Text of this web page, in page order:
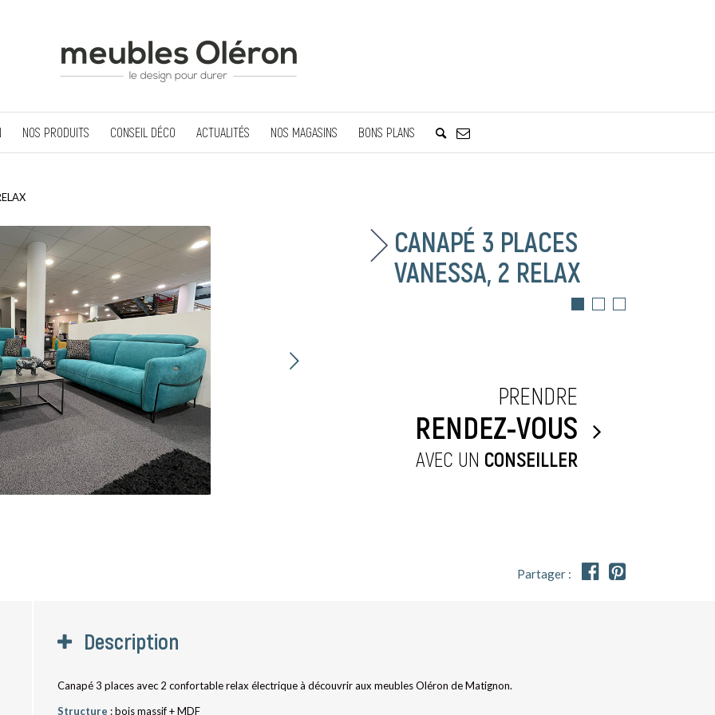
NOS PRODUITS CONSEIL DÉCO ACTUALITÉS NOS MAGASINS BONS PLANS
Suivant
CANAPÉ 3 PLACES
VANESSA, 2 RELAX
PRENDRE
RENDEZ-VOUS
AVEC UN CONSEILLER
Partager :  
Description
Canapé 3 places avec 2 confortable relax électrique à découvrir aux meubles Oléron de Matignon.
Structure : bois massif + MDF